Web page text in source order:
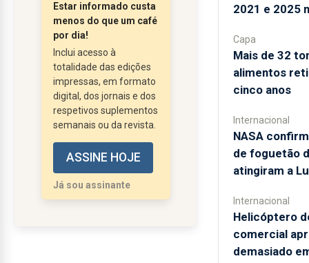
cibernético dos memes
e das páginas de
citações, se constrói
todo um novo cânone.
Sejam autênticas ou
não, há aforismos que
se impõem porque,
mais do que a autoria, o
que conta é a forma
como captam na sua
solenidade um certo
Estar informado custa
menos do que um café
por dia!
Inclui acesso à
totalidade das edições
impressas, em formato
digital, dos jornais e dos
respetivos suplementos
semanais ou da revista.
ASSINE HOJE
Já sou assinante
2021 e 2025
Capa
Mais de 32
alimentos
cinco anos
Internacional
NASA
de foguetão
atingiram a
Internacional
Helicóptero
comercial
demasiado